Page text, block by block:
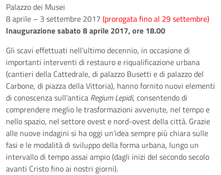
Palazzo dei Musei
8 aprile – 3 settembre 2017 (prorogata fino al 29 settembre)
Inaugurazione sabato 8 aprile 2017, ore 18.00
Gli scavi effettuati nell’ultimo decennio, in occasione di
importanti interventi di restauro e riqualificazione urbana
(cantieri della Cattedrale, di palazzo Busetti e di palazzo del
Carbone, di piazza della Vittoria), hanno fornito nuovi elementi
di conoscenza sull’antica Regium Lepidi, consentendo di
comprendere meglio le trasformazioni avvenute, nel tempo e
nello spazio, nel settore ovest e nord-ovest della città. Grazie
alle nuove indagini si ha oggi un’idea sempre più chiara sulle
fasi e le modalità di sviluppo della forma urbana, lungo un
intervallo di tempo assai ampio (dagli inizi del secondo secolo
avanti Cristo fino ai nostri giorni).